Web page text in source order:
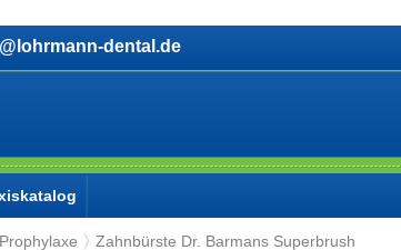
dental.de
Prophylaxe Zahnbürste Dr. Barmans Superbrush